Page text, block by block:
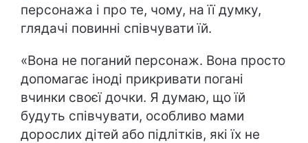
персонажа і про те, чому, на її думку,
глядачі повинні співчувати їй.
«Вона не поганий персонаж. Вона просто
допомагає іноді прикривати погані
вчинки своєї дочки. Я думаю, що їй
будуть співчувати, особливо мами
дорослих дітей або підлітків, які їх не